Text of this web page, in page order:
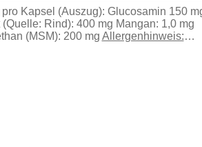
Kapsel (Auszug): Glucosamin 150
Rind): 400 mg Mangan: 1,0 mg
(MSM): 200 mg Allergenhinweis:…